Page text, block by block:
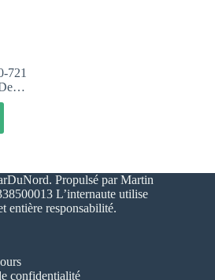
721
Propulsé par Martin
L’internaute utilise
entière responsabilité.
confidentialité